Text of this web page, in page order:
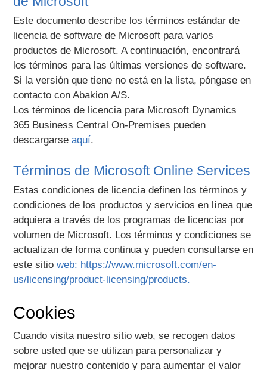
Este documento describe los términos estándar de
licencia de software de Microsoft para varios
productos de Microsoft. A continuación, encontrará
los términos para las últimas versiones de software.
Si la versión que tiene no está en la lista, póngase en
contacto con Abakion A/S.
Los términos de licencia para Microsoft Dynamics
365 Business Central On-Premises pueden
descargarseaquí.
Términos de Microsoft Online Services
Estas condiciones de licencia definen los términos y
condiciones de los productos y servicios en línea que
adquiera a través de los programas de licencias por
volumen de Microsoft. Los términos y condiciones se
actualizan de forma continua y pueden consultarse en
este sitioweb: https://www.microsoft.com/en-
us/licensing/product-licensing/products.
Cookies
Cuando visita nuestro sitio web, se recogen datos
sobre usted que se utilizan para personalizar y
mejorar nuestro contenido y para aumentar el valor